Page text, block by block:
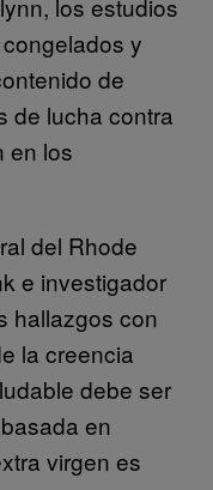
y
de
de lucha contra
en los
del Rhode
e investigador
hallazgos con
la creencia
debe ser
en
virgen es